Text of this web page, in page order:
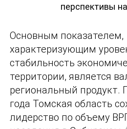
перспективы
Основным показателем,
характеризующим
стабильность
территории, является
региональный продукт.
года Томская область
лидерство по объему